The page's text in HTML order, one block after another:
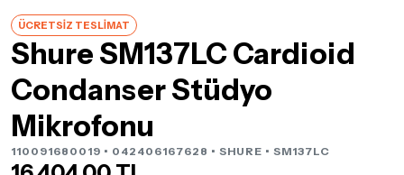
ÜCRETSİZ TESLİMAT
Shure SM137LC Cardioid
Condanser Stüdyo
Mikrofonu
110091680019 • 042406167628 • SHURE • SM137LC